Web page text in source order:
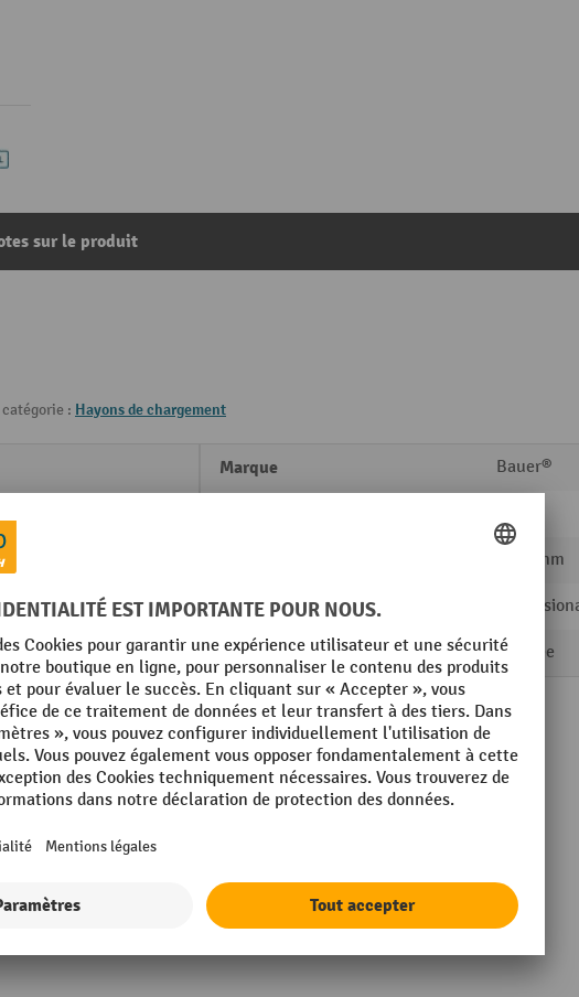
sur le produit
catégorie : Hayons de chargement
Marque Bauer®
1120 mm
Rubrique
Surface zinguée